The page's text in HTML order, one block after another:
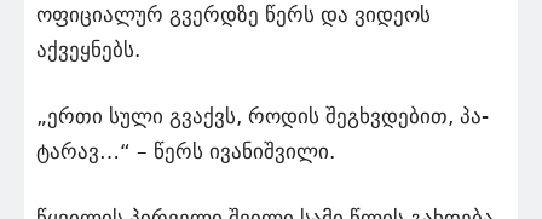
ოფი­ცი­ა­ლუ­რ გვერდზე წერს და ვიდეოს
აქვეყნებს.
„ერთი სული გვაქვს, რო­დის შეგ­ხვდე­ბით, პა­
ტა­რავ…“ – წერს ივა­ნიშ­ვი­ლი.